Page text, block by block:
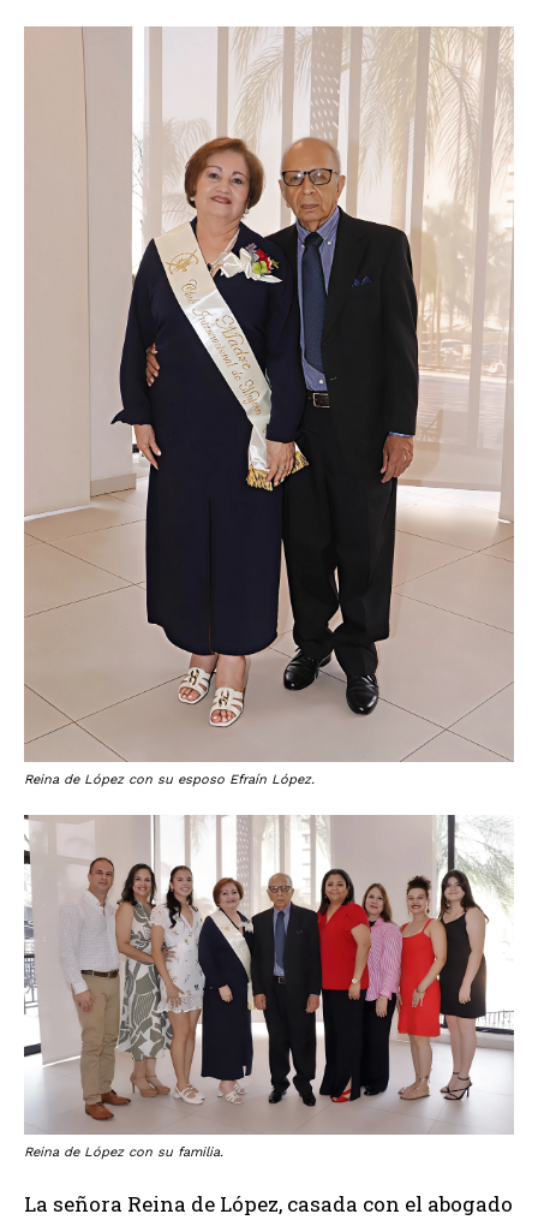
Reina de López con su esposo Efraín López.
Reina de López con su familia.
La señora Reina de López, casada con el abogado